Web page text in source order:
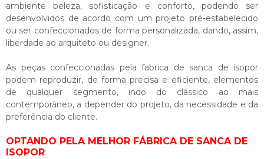
ambiente beleza, sofisticação e conforto, podendo ser
desenvolvidos de acordo com um projeto pré-estabelecido
ou ser confeccionados de forma personalizada, dando, assim,
liberdade ao arquiteto ou designer.
As peças confeccionadas pela fabrica de sanca de isopor
podem reproduzir, de forma precisa e eficiente, elementos
de qualquer segmento, indo do clássico ao mais
contemporâneo, a depender do projeto, da necessidade e da
preferência do cliente.
OPTANDO PELA MELHOR FÁBRICA DE SANCA DE
ISOPOR